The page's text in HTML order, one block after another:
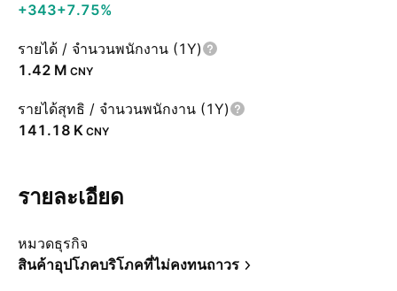
+343+7.75%
รายได้ / จำนวนพนักงาน (1Y)
‪1.42 M‬ CNY
รายได้สุทธิ / จำนวนพนักงาน (1Y)
‪141.18 K‬ CNY
รายละเอียด
หมวดธุรกิจ
สินค้าอุปโภคบริโภคที่ไม่คงทนถาวร